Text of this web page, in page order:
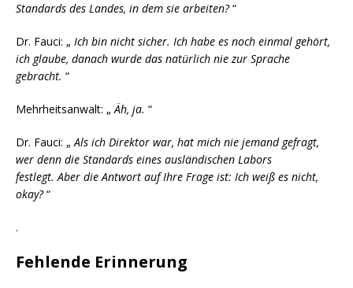
Standards des Landes, in dem sie arbeiten?“
Dr. Fauci: „ Ich bin nicht sicher. Ich habe es noch einmal gehört,
ich glaube, danach wurde das natürlich nie zur Sprache
gebracht. “
Mehrheitsanwalt: „Äh, ja. “
Dr. Fauci: „Als ich Direktor war, hat mich nie jemand gefragt,
wer denn die Standards eines ausländischen Labors
festlegt.Aber die Antwort auf Ihre Frage ist: Ich weiß es nicht,
okay?“
.
Fehlende Erinnerung